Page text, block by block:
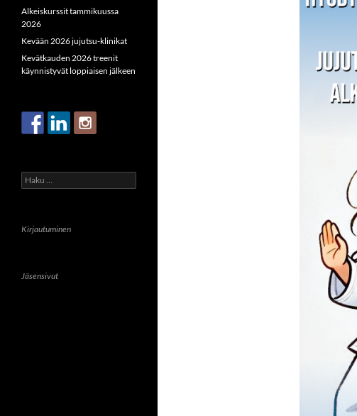
Alkeiskurssit tammikuussa
2026
Kevään 2026 jujutsu-klinikat
Kevätkauden 2026 treenit
käynnistyvät loppiaisen jälkeen
Haku:
Kirjautuminen
Jäsensivut